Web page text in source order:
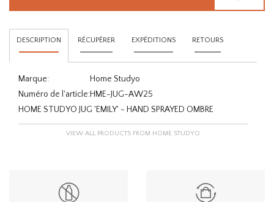
DESCRIPTION RÉCUPÉRER EXPÉDITIONS RETOURS
Marque:
Home Studyo
Numéro de l'article:HME-JUG-AW25
HOME STUDYO JUG 'EMILY' - HAND SPRAYED OMBRE
VIEW ALL PRODUCTS FROM HOME STUDYO